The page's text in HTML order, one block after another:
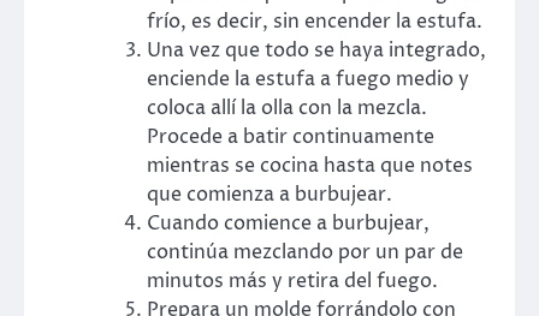
frío, es decir, sin encender la estufa.
Una vez que todo se haya integrado,
enciende la estufa a fuego medio y
coloca allí la olla con la mezcla.
Procede a batir continuamente
mientras se cocina hasta que notes
que comienza a burbujear.
Cuando comience a burbujear,
continúa mezclando por un par de
minutos más y retira del fuego.
Prepara un molde forrándolo con